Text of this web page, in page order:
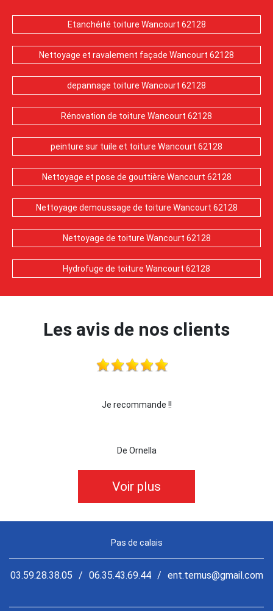
Etanchéité toiture Wancourt 62128
Nettoyage et ravalement façade Wancourt 62128
depannage toiture Wancourt 62128
Rénovation de toiture Wancourt 62128
peinture sur tuile et toiture Wancourt 62128
Nettoyage et pose de gouttière Wancourt 62128
Nettoyage demoussage de toiture Wancourt 62128
Nettoyage de toiture Wancourt 62128
Hydrofuge de toiture Wancourt 62128
Les avis de nos clients
Je recommande !!
De Ornella
Voir plus
Pas de calais
03.59.28.38.05 / 06.35.43.69.44 / ent.ternus@gmail.com